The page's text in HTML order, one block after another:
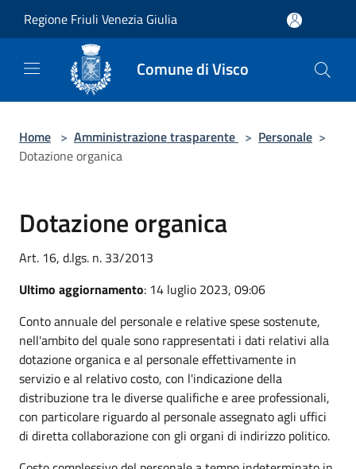
Regione Friuli Venezia Giulia
Comune di Visco
Home > Amministrazione trasparente > Personale >
Dotazione organica
Dotazione organica
Art. 16, d.lgs. n. 33/2013
Ultimo aggiornamento: 14 luglio 2023, 09:06
Conto annuale del personale e relative spese sostenute,
nell'ambito del quale sono rappresentati i dati relativi alla
dotazione organica e al personale effettivamente in
servizio e al relativo costo, con l'indicazione della
distribuzione tra le diverse qualifiche e aree professionali,
con particolare riguardo al personale assegnato agli uffici
di diretta collaborazione con gli organi di indirizzo politico.